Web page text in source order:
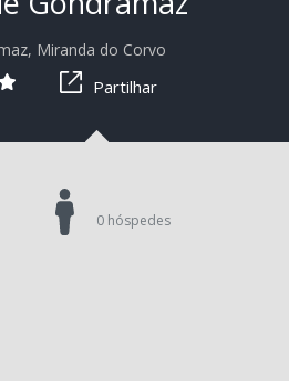
Miranda do Corvo
Partilhar
0 hóspedes